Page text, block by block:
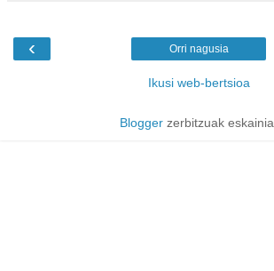
‹ Orri nagusia
Ikusi web-bertsioa
Blogger zerbitzuak eskainia.